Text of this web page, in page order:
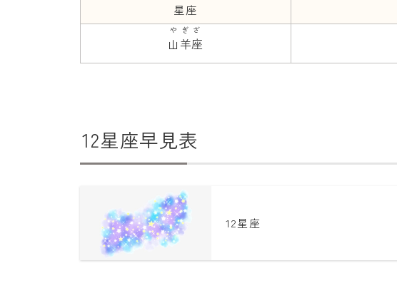
星座
山羊座
やぎざ
12星座早見表
12星座